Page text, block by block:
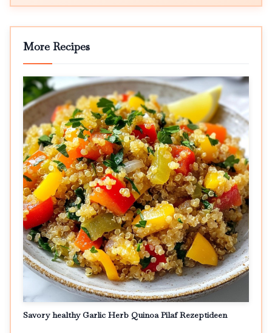
More Recipes
Savory healthy Garlic Herb Quinoa Pilaf Rezeptideen